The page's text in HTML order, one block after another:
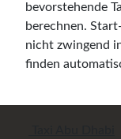
bevorstehende
berechnen.
nicht zwingend
finden